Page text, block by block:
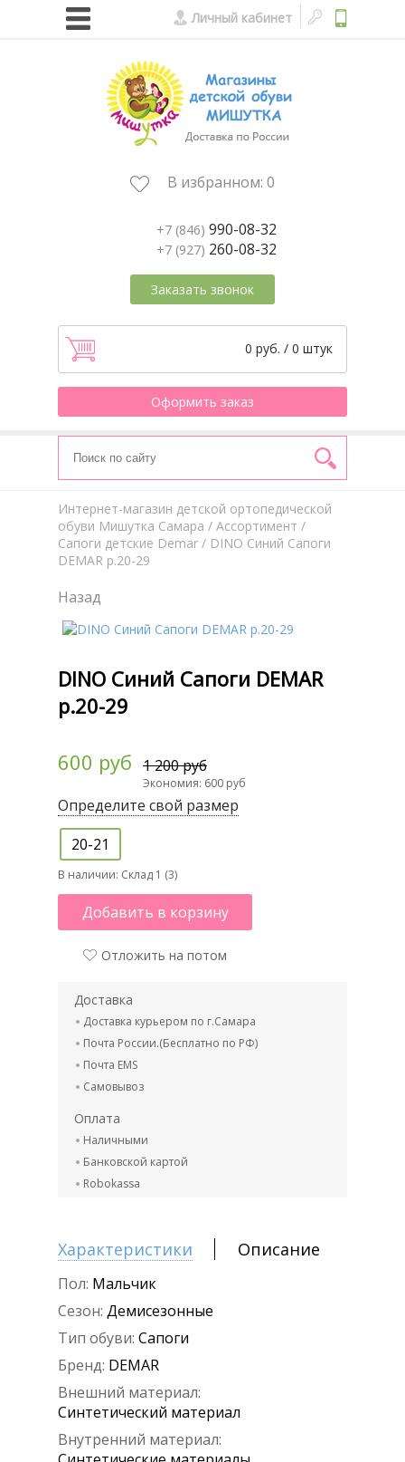
Личный кабинет
В избранном: 0
+7 (846) 990-08-32
+7 (927) 260-08-32
Заказать звонок
0 руб. / 0 штук
Оформить заказ
Интернет-магазин детской ортопедической
обуви Мишутка Самара / Aссортимент /
Сапоги детские Demar / DINO Синий Сапоги
DEMAR р.20-29
Назад
DINO Синий Сапоги DEMAR
р.20-29
600 руб 1 200 руб
Экономия: 600 руб
Определите свой размер
20-21
В наличии: Склад 1 (3)
Добавить в корзину
Отложить на потом
Доставка
Доставка курьером по г.Самара
Почта России.(Бесплатно по РФ)
Почта EMS
Самовывоз
Оплата
Наличными
Банковской картой
Robokassa
Характеристики Описание
Пол: Мальчик
Сезон: Демисезонные
Тип обуви: Сапоги
Бренд: DEMAR
Внешний материал:
Синтетический материал
Внутренний материал: